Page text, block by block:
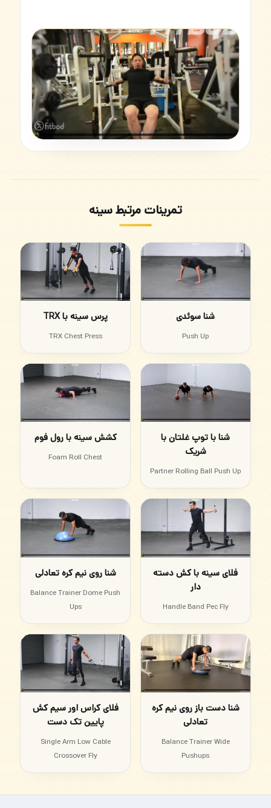
تمرینات مرتبط سینه
شنا سوئدی
Push Up
پرس سینه با TRX
TRX Chest Press
شنا با توپ غلتان با
شریک
Partner Rolling Ball Push Up
کشش سینه با رول فوم
Foam Roll Chest
فلای سینه با کش دسته
دار
Handle Band Pec Fly
شنا روی نیم کره تعادلی
Balance Trainer Dome Push
Ups
شنا دست باز روی نیم کره
تعادلی
Balance Trainer Wide
Pushups
فلای کراس اور سیم کش
پایین تک دست
Single Arm Low Cable
Crossover Fly